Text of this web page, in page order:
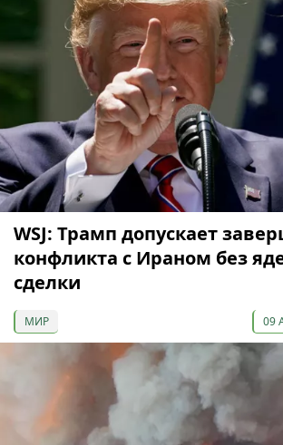
WSJ: Трамп допускает
конфликта с Ираном без
сделки
МИР 09